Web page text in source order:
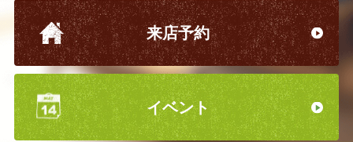
来店予約
イベント